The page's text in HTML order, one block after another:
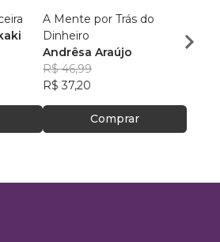
A Mente por Trás do
Dinheiro
Andrêsa Araújo
R$ 46,99
R$ 37,20
Comprar